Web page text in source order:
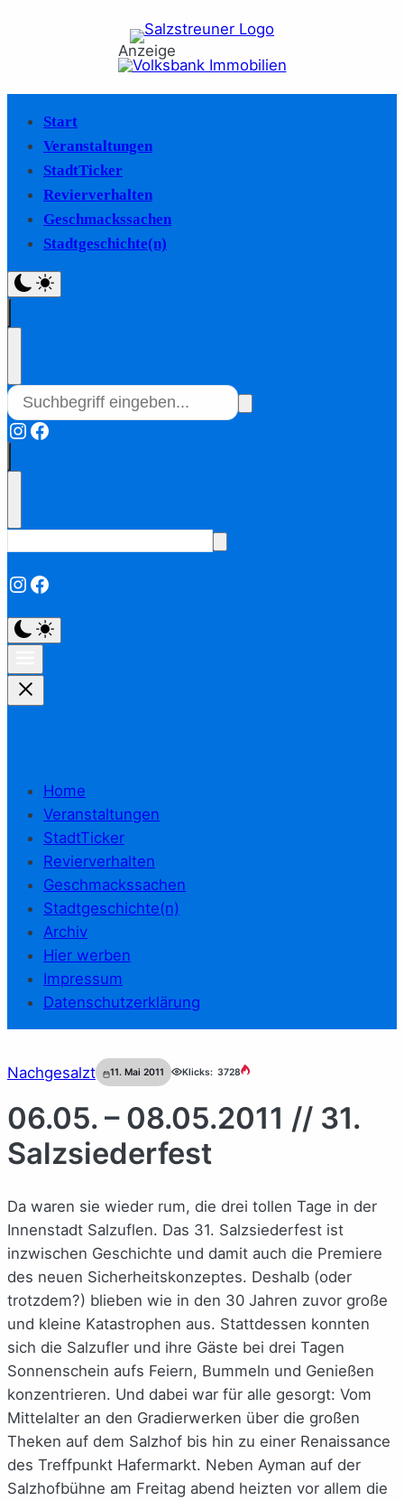
Anzeige
Start
Veranstaltungen
StadtTicker
Revierverhalten
Geschmackssachen
Stadtgeschichte(n)
Instagram
Facebook
Instagram
Facebook
Home
Veranstaltungen
StadtTicker
Revierverhalten
Geschmackssachen
Stadtgeschichte(n)
Archiv
Hier werben
Impressum
Datenschutzerklärung
Nachgesalzt 11. Mai 2011 Klicks: 3728
06.05. – 08.05.2011 // 31.
Salzsiederfest
Da waren sie wieder rum, die drei tollen Tage in der
Innenstadt Salzuflen. Das 31. Salzsiederfest ist
inzwischen Geschichte und damit auch die Premiere
des neuen Sicherheitskonzeptes. Deshalb (oder
trotzdem?) blieben wie in den 30 Jahren zuvor große
und kleine Katastrophen aus. Stattdessen konnten
sich die Salzufler und ihre Gäste bei drei Tagen
Sonnenschein aufs Feiern, Bummeln und Genießen
konzentrieren. Und dabei war für alle gesorgt: Vom
Mittelalter an den Gradierwerken über die großen
Theken auf dem Salzhof bis hin zu einer Renaissance
des Treffpunkt Hafermarkt. Neben Ayman auf der
Salzhofbühne am Freitag abend heizten vor allem die